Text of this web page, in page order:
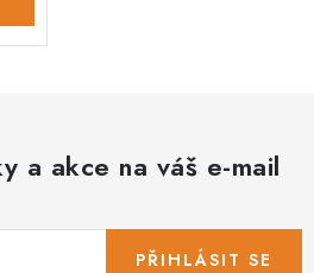
a akce na váš e-mail
PŘIHLÁSIT SE